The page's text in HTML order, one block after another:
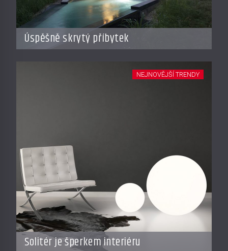
Úspěšně skrytý příbytek
Solitér je šperkem interiéru
NEJNOVĚJŠÍ TRENDY